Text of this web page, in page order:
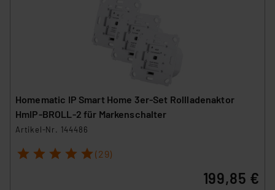
Homematic IP Smart Home 3er-Set Rollladenaktor
HmIP-BROLL-2 für Markenschalter
Artikel-Nr. 144486
1 2 3 4 5 (29)
199,85 €